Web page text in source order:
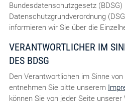
Bundesdatenschutzgesetz (BDSG)
Datenschutzgrundverordnung
informieren wir Sie über die
VERANTWORTLICHER IM
DES BDSG
Den Verantwortlichen im Sinne von
entnehmen Sie bitte unserem
können Sie von jeder Seite